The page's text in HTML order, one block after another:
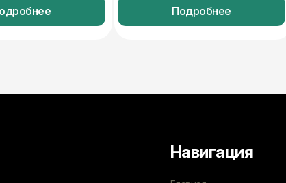
Подробнее
Навигация